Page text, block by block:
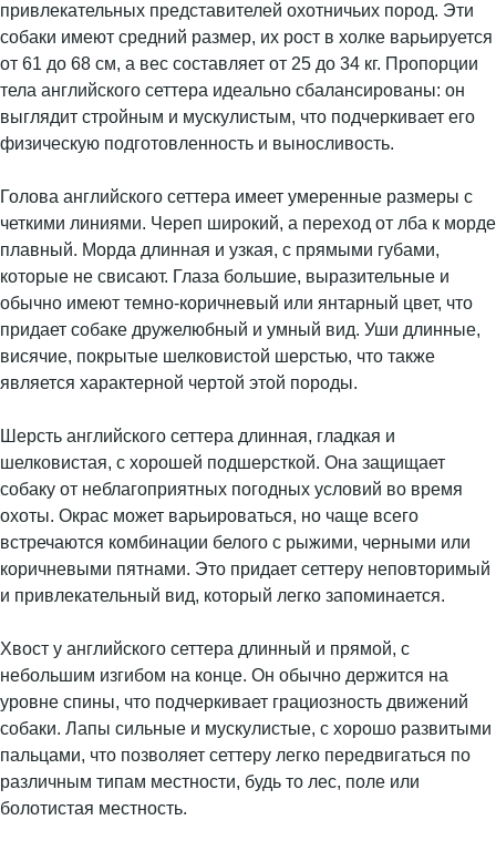
привлекательных представителей охотничьих пород. Эти
собаки имеют средний размер, их рост в холке варьируется
от 61 до 68 см, а вес составляет от 25 до 34 кг. Пропорции
тела английского сеттера идеально сбалансированы: он
выглядит стройным и мускулистым, что подчеркивает его
физическую подготовленность и выносливость.
Голова английского сеттера имеет умеренные размеры с
четкими линиями. Череп широкий, а переход от лба к морде
плавный. Морда длинная и узкая, с прямыми губами,
которые не свисают. Глаза большие, выразительные и
обычно имеют темно-коричневый или янтарный цвет, что
придает собаке дружелюбный и умный вид. Уши длинные,
висячие, покрытые шелковистой шерстью, что также
является характерной чертой этой породы.
Шерсть английского сеттера длинная, гладкая и
шелковистая, с хорошей подшерсткой. Она защищает
собаку от неблагоприятных погодных условий во время
охоты. Окрас может варьироваться, но чаще всего
встречаются комбинации белого с рыжими, черными или
коричневыми пятнами. Это придает сеттеру неповторимый
и привлекательный вид, который легко запоминается.
Хвост у английского сеттера длинный и прямой, с
небольшим изгибом на конце. Он обычно держится на
уровне спины, что подчеркивает грациозность движений
собаки. Лапы сильные и мускулистые, с хорошо развитыми
пальцами, что позволяет сеттеру легко передвигаться по
различным типам местности, будь то лес, поле или
болотистая местность.